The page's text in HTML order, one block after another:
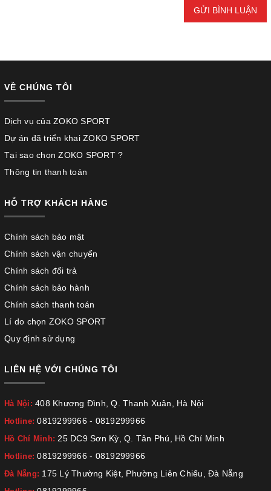
GỬI BÌNH LUẬN
VỀ CHÚNG TÔI
Dịch vụ của ZOKO SPORT
Dự án đã triển khai ZOKO SPORT
Tại sao chọn ZOKO SPORT ?
Thông tin thanh toán
HỖ TRỢ KHÁCH HÀNG
Chính sách bảo mật
Chính sách vận chuyển
Chính sách đổi trả
Chính sách bảo hành
Chính sách thanh toán
Lí do chọn ZOKO SPORT
Quy định sử dụng
LIÊN HỆ VỚI CHÚNG TÔI
Hà Nội: 408 Khương Đình, Q. Thanh Xuân, Hà Nội
Hotline:0819299966 - 0819299966
Hồ Chí Minh: 25 DC9 Sơn Kỳ, Q. Tân Phú, Hồ Chí Minh
Hotline:0819299966 - 0819299966
Đà Nẵng: 175 Lý Thường Kiệt, Phường Liên Chiểu, Đà Nẵng